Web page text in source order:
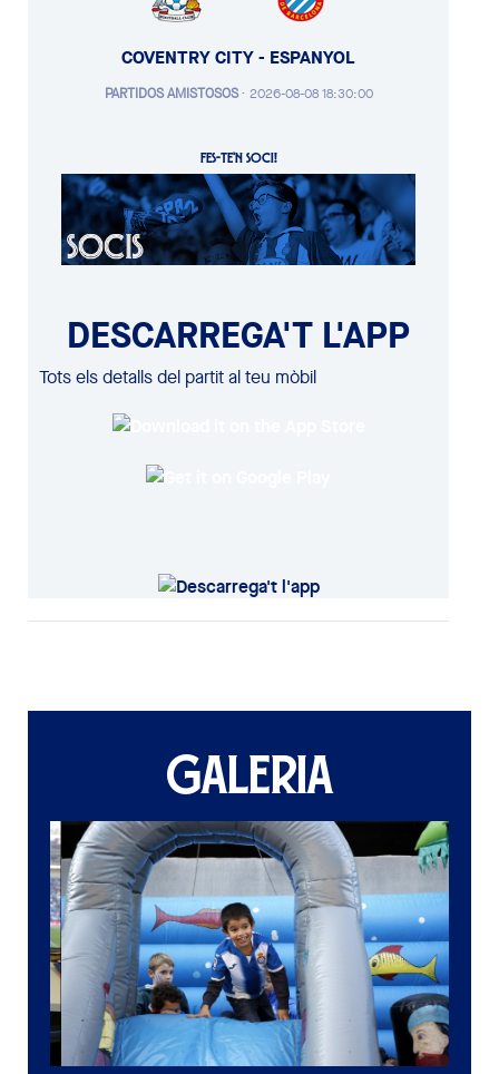
COVENTRY CITY - ESPANYOL
PARTIDOS AMISTOSOS· 2026-08-08 18:30:00
FES-TE'N SOCI!
DESCARREGA'T L'APP
Tots els detalls del partit al teu mòbil
GALERIA